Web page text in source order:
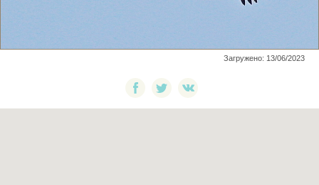
Загружено: 13/06/2023